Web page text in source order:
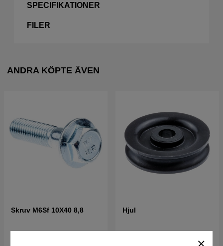
SPECIFIKATIONER
FILER
ANDRA KÖPTE ÄVEN
Skruv M6Sf 10X40 8,8 Hjul
128 kr